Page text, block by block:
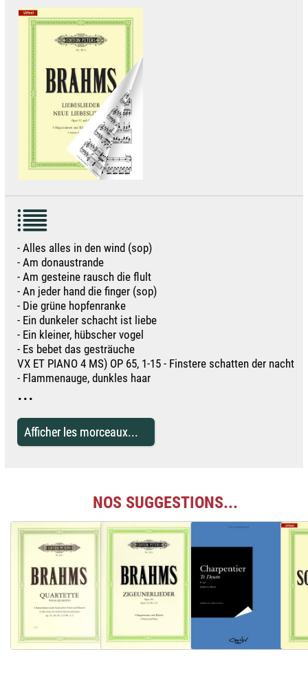
- Alles alles in den wind (sop)
- Am donaustrande
- Am gesteine rausch die flult
- An jeder hand die finger (sop)
- Die grüne hopfenranke
- Ein dunkeler schacht ist liebe
- Ein kleiner, hübscher vogel
- Es bebet das gesträuche
VX ET PIANO 4 MS) OP 65, 1-15 - Finstere schatten der nacht
- Flammenauge, dunkles haar
...
Afficher les morceaux...
NOS SUGGESTIONS...